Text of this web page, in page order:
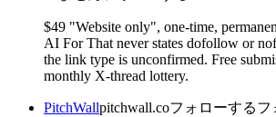
$49 "Website only", one-time,
AI For That never states dofollow or
the link type is unconfirmed. Free
monthly X-thread lottery.
PitchWallpitchwall.coフォローするフ